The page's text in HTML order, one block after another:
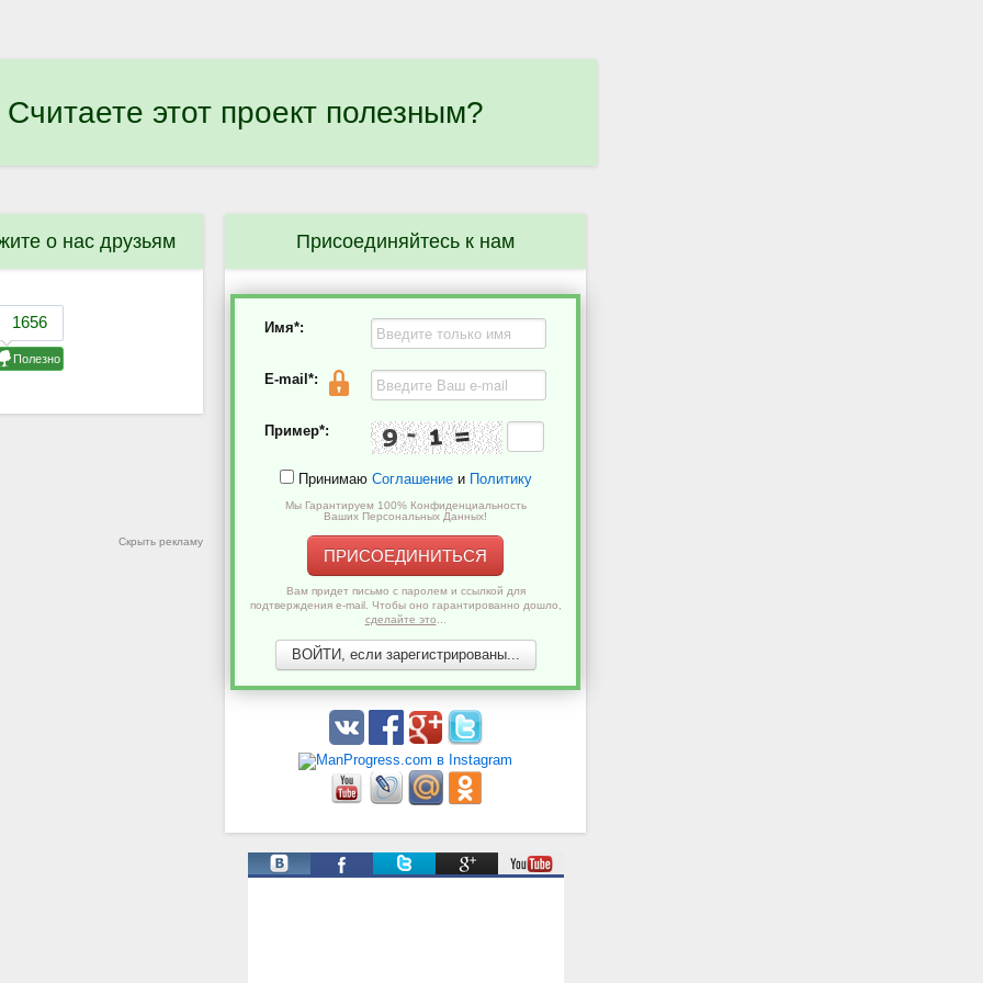
Считаете этот проект полезным?
о нас друзьям
Скрыть рекламу
Присоединяйтесь к нам
Имя*:
E-mail*:
Пример*:
Принимаю Соглашениеи Политику
Мы Гарантируем 100% Конфиденциальность
Ваших Персональных Данных!
ПРИСОЕДИНИТЬСЯ
Вам придет письмо с паролем и ссылкой для
подтверждения e-mail. Чтобы оно гарантированно дошло,
сделайте это
ВОЙТИ, если зарегистрированы...